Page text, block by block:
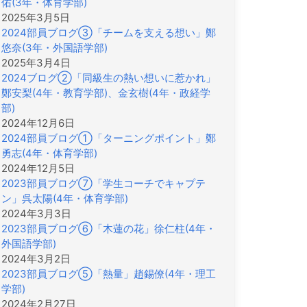
2025年3月5日
2024部員ブログ③「チームを支える想い」鄭
悠奈(3年・外国語学部)
2025年3月4日
2024ブログ②「同級生の熱い想いに惹かれ」
鄭安梨(4年・教育学部)、金玄樹(4年・政経学
部)
2024年12月6日
2024部員ブログ①「ターニングポイント」鄭
勇志(4年・体育学部)
2024年12月5日
2023部員ブログ⑦「学生コーチでキャプテ
ン」呉太陽(4年・体育学部)
2024年3月3日
2023部員ブログ⑥「木蓮の花」徐仁柱(4年・
外国語学部)
2024年3月2日
2023部員ブログ⑤「熱量」趙錫僚(4年・理工
学部)
2024年2月27日